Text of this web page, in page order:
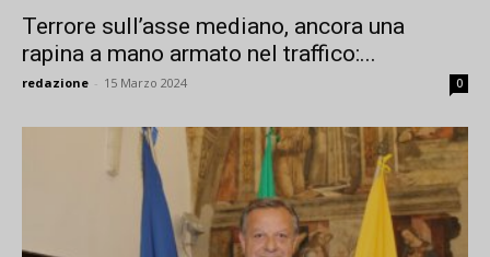
Terrore sull’asse mediano, ancora una
rapina a mano armato nel traffico:...
redazione - 15 Marzo 2024 0